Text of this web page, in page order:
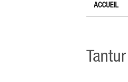
ACCUEIL
Tantur